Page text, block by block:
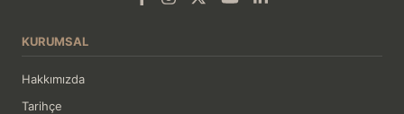
KURUMSAL
Hakkımızda
Tarihçe